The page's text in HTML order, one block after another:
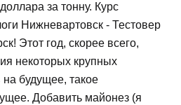
за тонну. Курс
Нижневартовск - Тестовер
Этот год, скорее всего,
некоторых крупных
на будущее, такое
Добавить майонез (я